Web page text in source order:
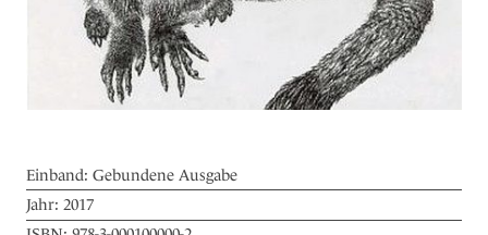
Einband: Gebundene Ausgabe
Jahr: 2017